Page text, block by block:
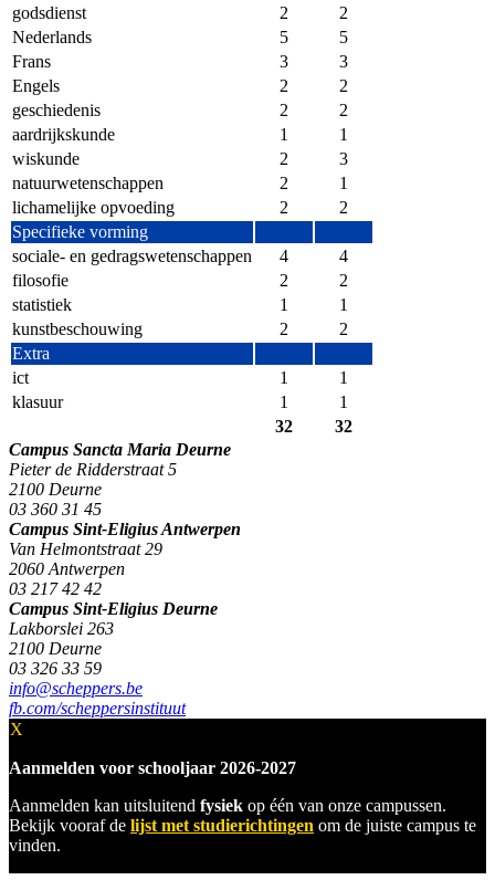
godsdienst
2
2
Nederlands
5
5
Frans
3
3
Engels
2
2
geschiedenis
2
2
aardrijkskunde
1
1
wiskunde
2
3
natuurwetenschappen
2
1
lichamelijke opvoeding
2
2
Specifieke vorming
sociale- en gedragswetenschappen
4
4
filosofie
2
2
statistiek
1
1
kunstbeschouwing
2
2
Extra
ict
1
1
klasuur
1
1
32
32
Campus Sancta Maria Deurne
Pieter de Ridderstraat 5
2100 Deurne
03 360 31 45
Campus Sint-Eligius Antwerpen
Van Helmontstraat 29
2060 Antwerpen
03 217 42 42
Campus Sint-Eligius Deurne
Lakborslei 263
2100 Deurne
03 326 33 59
info@scheppers.be
fb.com/scheppersinstituut
X
Aanmelden voor schooljaar 2026-2027
Aanmelden kan uitsluitend fysiek op één van onze campussen.
Bekijk vooraf de lijst met studierichtingen om de juiste campus te
vinden.